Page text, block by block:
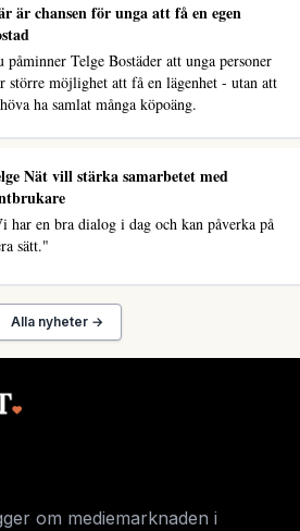
är chansen för unga att få en egen
påminner Telge Bostäder att unga personer
större möjlighet att få en lägenhet - utan att
ha samlat många köpoäng.
Nät vill stärka samarbetet med
har en bra dialog i dag och kan påverka på
sätt."
Alla nyheter →
om mediemarknaden i